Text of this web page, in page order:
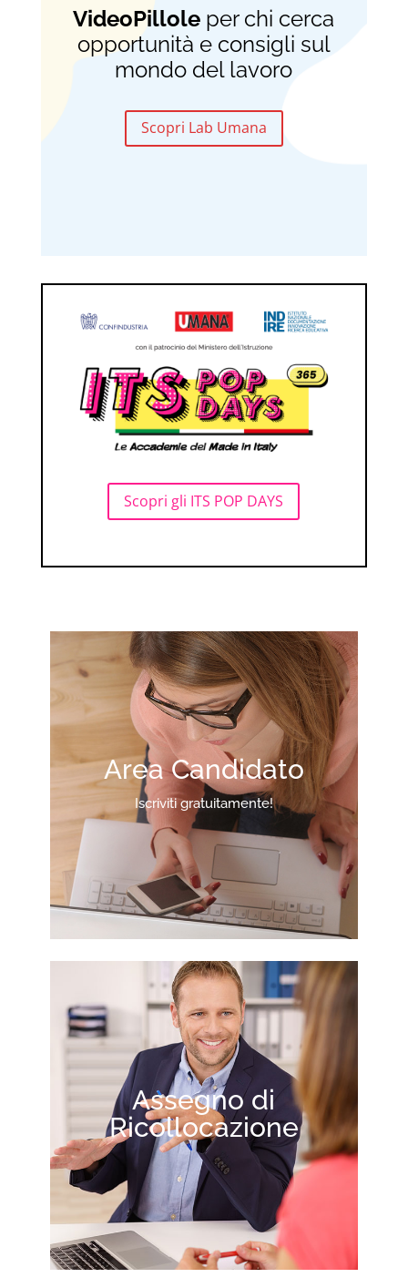
VideoPillole per chi cerca
opportunità e consigli sul
mondo del lavoro
Scopri Lab Umana
Scopri gli ITS POP DAYS
Area Candidato
Iscriviti gratuitamente!
Assegno di
Ricollocazione